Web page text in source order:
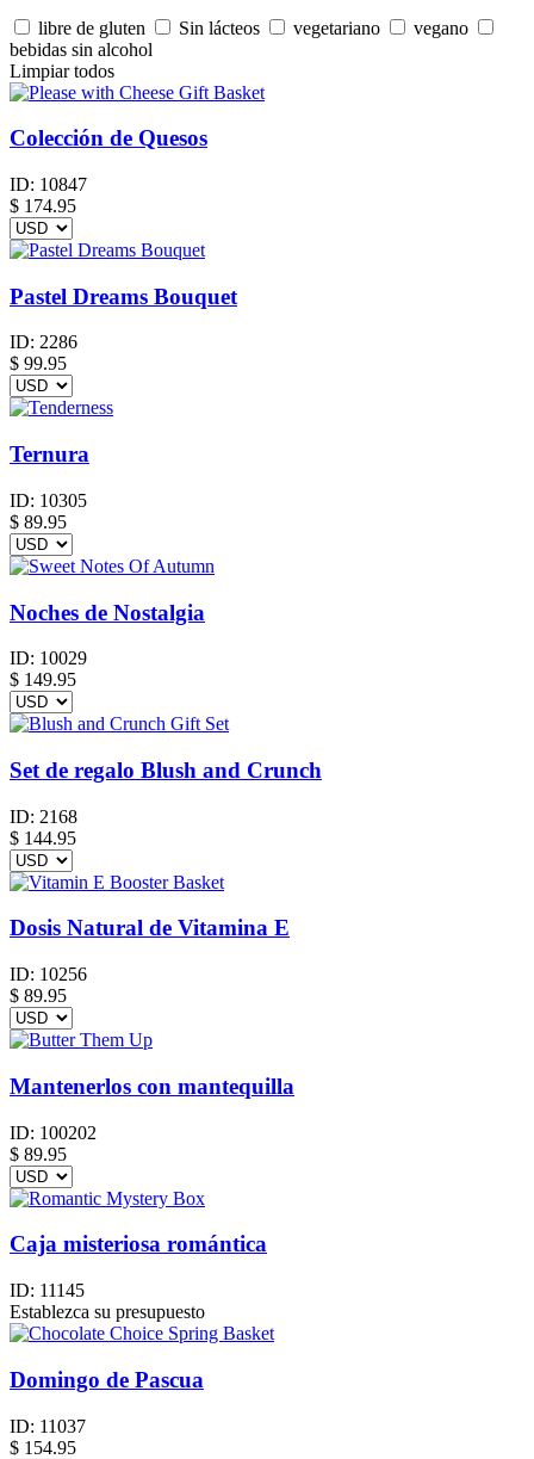
libre de gluten Sin lácteos vegetariano
vegano
bebidas sin alcohol
Limpiar todos
Colección de Quesos
ID: 10847
$ 174.95
Pastel Dreams Bouquet
ID: 2286
$ 99.95
Ternura
ID: 10305
$ 89.95
Noches de Nostalgia
ID: 10029
$ 149.95
Set de regalo Blush and Crunch
ID: 2168
$ 144.95
Dosis Natural de Vitamina E
ID: 10256
$ 89.95
Mantenerlos con mantequilla
ID: 100202
$ 89.95
Caja misteriosa romántica
ID: 11145
Establezca su presupuesto
Domingo de Pascua
ID: 11037
$ 154.95